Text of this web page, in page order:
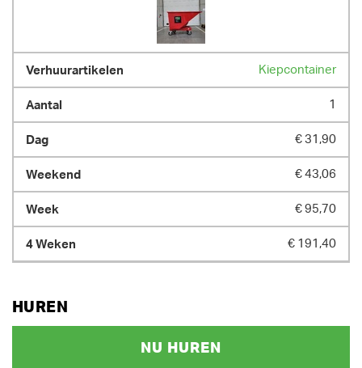
Kiepcontainer
1
€ 31,90
€ 43,06
€ 95,70
€ 191,40
HUREN
NU HUREN